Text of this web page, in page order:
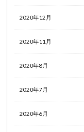
2020年12月
2020年11月
2020年8月
2020年7月
2020年6月